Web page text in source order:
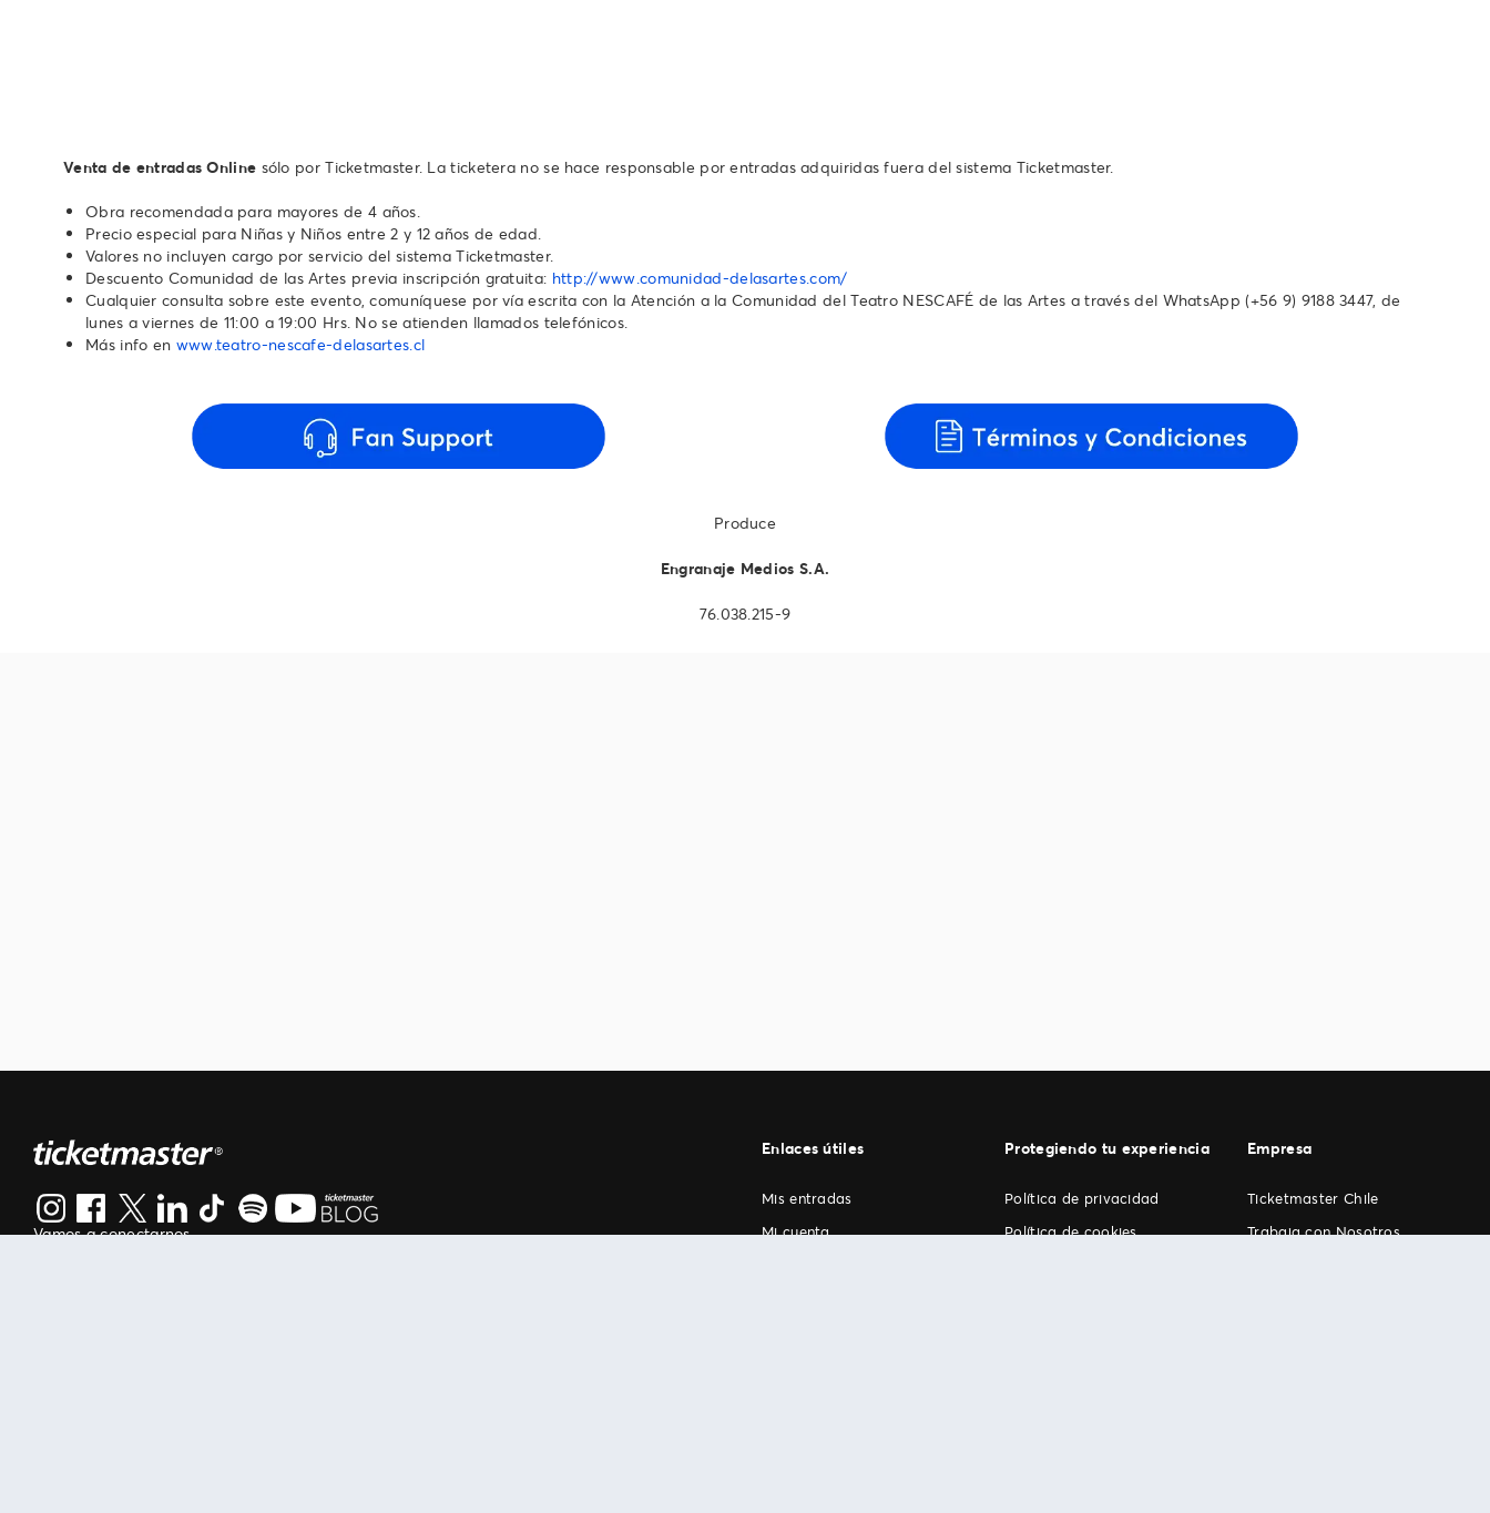
Venta de entradas Online sólo por Ticketmaster. La ticketera no se hace responsable por entradas adquiridas fuera del sistema Ticketmaster.
Obra recomendada para mayores de 4 años.
Precio especial para Niñas y Niños entre 2 y 12 años de edad.
Valores no incluyen cargo por servicio del sistema Ticketmaster.
Descuento Comunidad de las Artes previa inscripción gratuita: http://www.comunidad-delasartes.com/
Cualquier consulta sobre este evento, comuníquese por vía escrita con la Atención a la Comunidad del Teatro NESCAFÉ de las Artes a través del WhatsApp ‪(+56 9) 9188 3447‬, de
lunes a viernes de 11:00 a 19:00 Hrs. No se atienden llamados telefónicos.‬‬‬‬‬‬
Más info en www.teatro-nescafe-delasartes.cl
Produce
Engranaje Medios S.A.
76.038.215-9
Vamos a conectarnos
Enlaces útiles
Mis entradas
Mi cuenta
Protegiendo tu experiencia
Política de privacidad
Política de cookies
Empresa
Ticketmaster Chile
Trabaja con Nosotros